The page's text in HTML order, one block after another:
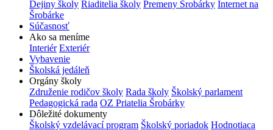
Dejiny školy Riaditelia školy Premeny Šrobárky Internet na
Šrobárke
Súčasnosť
Ako sa meníme
Interiér Exteriér
Vybavenie
Školská jedáleň
Orgány školy
Združenie rodičov školy Rada školy Školský parlament
Pedagogická rada OZ Priatelia Šrobárky
Dôležité dokumenty
Školský vzdelávací program Školský poriadok Hodnotiaca